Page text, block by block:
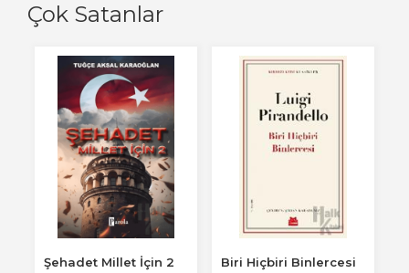
Çok Satanlar
Şehadet Millet İçin 2 Biri Hiçbiri Binlercesi